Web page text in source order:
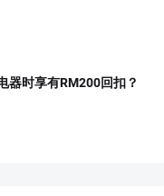
器时享有RM200回扣？